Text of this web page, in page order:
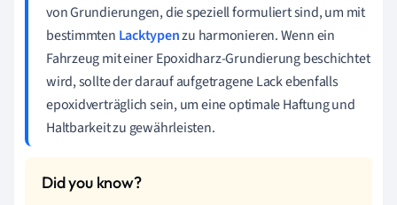
von Grundierungen, die speziell formuliert sind, um mit
bestimmten Lacktypenzu harmonieren. Wenn ein
Fahrzeug mit einer Epoxidharz-Grundierung beschichtet
wird, sollte der darauf aufgetragene Lack ebenfalls
epoxidverträglich sein, um eine optimale Haftung und
Haltbarkeit zu gewährleisten.